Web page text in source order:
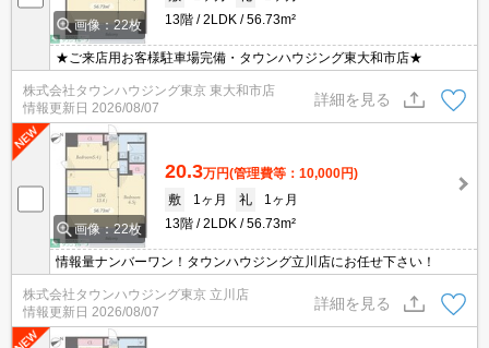
画像：22枚
13階
2LDK 56.73m²
★ご来店用お客様駐車場完備・タウンハウジング東大和市店★
株式会社タウンハウジング東京 東大和市店
情報更新日 2026/08/07
詳細を見る
画像：22枚
20.3万円(管理費等：10,000円)
敷
1ヶ月 礼
1ヶ月
13階
2LDK 56.73m²
情報量ナンバーワン！タウンハウジング立川店にお任せ下さい！
株式会社タウンハウジング東京 立川店
情報更新日 2026/08/07
詳細を見る